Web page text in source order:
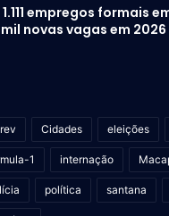
empregos formais
novas vagas em 2026
Cidades eleições
1 internação
política santana